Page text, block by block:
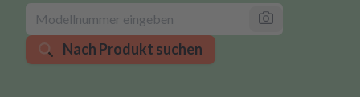
Nach Produkt suchen